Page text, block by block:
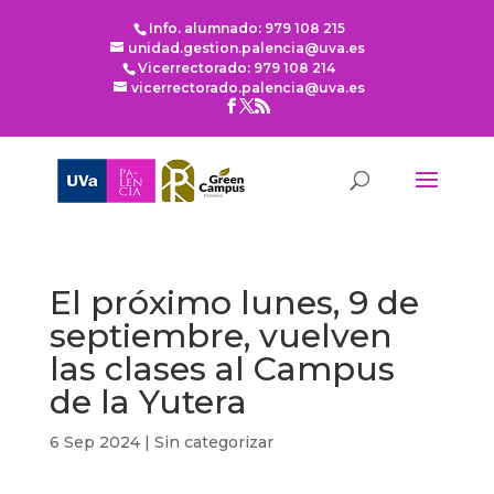
Info. alumnado: 979 108 215
unidad.gestion.palencia@uva.es
Vicerrectorado: 979 108 214
vicerrectorado.palencia@uva.es
El próximo lunes, 9 de
septiembre, vuelven
las clases al Campus
de la Yutera
6 Sep 2024| Sin categorizar